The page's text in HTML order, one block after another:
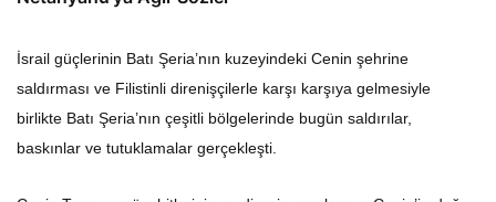
İsrail güçlerinin Batı Şeria’nın kuzeyindeki Cenin şehrine
saldırması ve Filistinli direnişçilerle karşı karşıya gelmesiyle
birlikte Batı Şeria’nın çeşitli bölgelerinde bugün saldırılar,
baskınlar ve tutuklamalar gerçekleşti.